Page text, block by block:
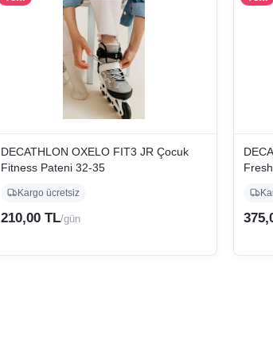
DECATHLON OXELO FIT3 JR Çocuk
Fitness Pateni 32-35
Kargo ücretsiz
210,00 TL/gün